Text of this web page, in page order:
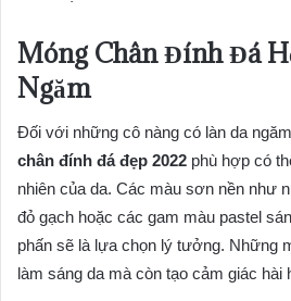
Móng Chân Đính Đá
Ngăm
Đối với những cô nàng có làn da
chân đính đá đẹp 2022 phù hợp có
nhiên của da. Các màu sơn nền như
đỏ gạch hoặc các gam màu pastel
phấn sẽ là lựa chọn lý tưởng. Những
làm sáng da mà còn tạo cảm giác hài